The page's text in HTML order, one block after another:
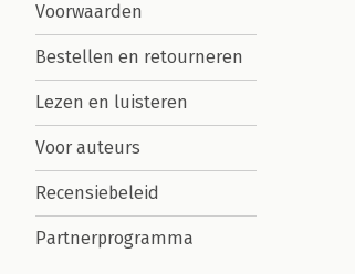
Voorwaarden
Bestellen en retourneren
Lezen en luisteren
Voor auteurs
Recensiebeleid
Partnerprogramma